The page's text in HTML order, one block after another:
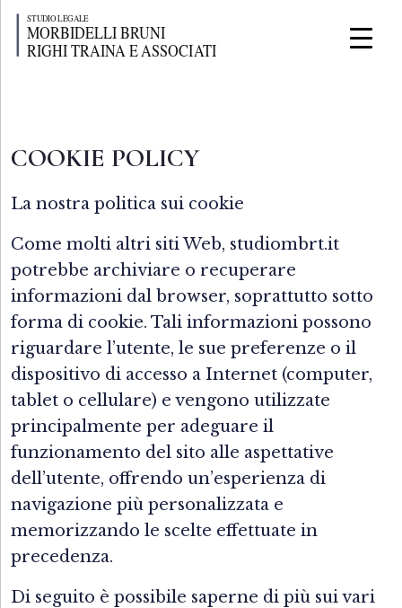
COOKIE POLICY
La nostra politica sui cookie
Come molti altri siti Web, studiombrt.it
potrebbe archiviare o recuperare
informazioni dal browser, soprattutto sotto
forma di cookie. Tali informazioni possono
riguardare l’utente, le sue preferenze o il
dispositivo di accesso a Internet (computer,
tablet o cellulare) e vengono utilizzate
principalmente per adeguare il
funzionamento del sito alle aspettative
dell’utente, offrendo un’esperienza di
navigazione più personalizzata e
memorizzando le scelte effettuate in
precedenza.
Di seguito è possibile saperne di più sui vari